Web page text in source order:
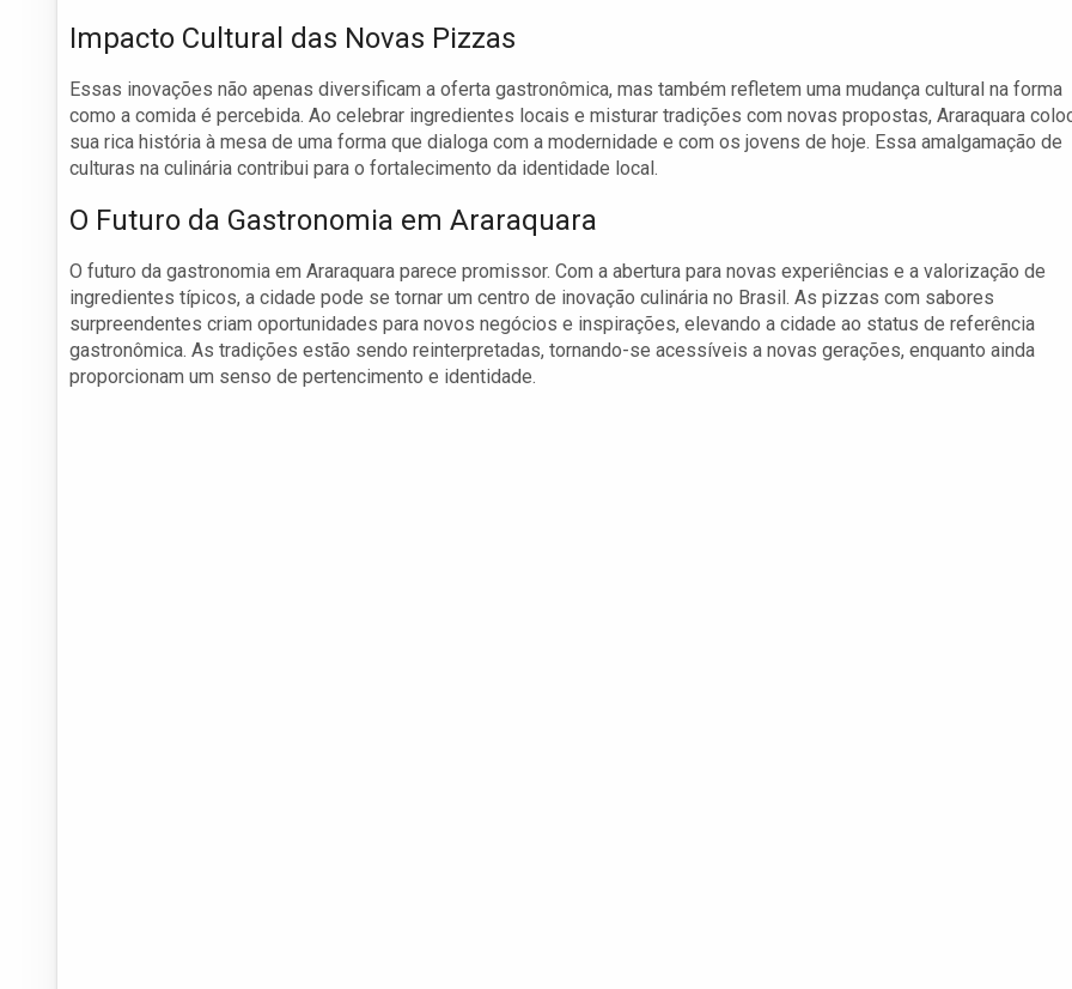
Impacto Cultural das Novas Pizzas
Essas inovações não apenas diversificam a oferta gastronômica, mas também refletem uma mudança cultural na forma
como a comida é percebida. Ao celebrar ingredientes locais e misturar tradições com novas propostas, Araraquara
sua rica história à mesa de uma forma que dialoga com a modernidade e com os jovens de hoje. Essa amalgamação de
culturas na culinária contribui para o fortalecimento da identidade local.
O Futuro da Gastronomia em Araraquara
O futuro da gastronomia em Araraquara parece promissor. Com a abertura para novas experiências e a valorização de
ingredientes típicos, a cidade pode se tornar um centro de inovação culinária no Brasil. As pizzas com sabores
surpreendentes criam oportunidades para novos negócios e inspirações, elevando a cidade ao status de referência
gastronômica. As tradições estão sendo reinterpretadas, tornando-se acessíveis a novas gerações, enquanto ainda
proporcionam um senso de pertencimento e identidade.